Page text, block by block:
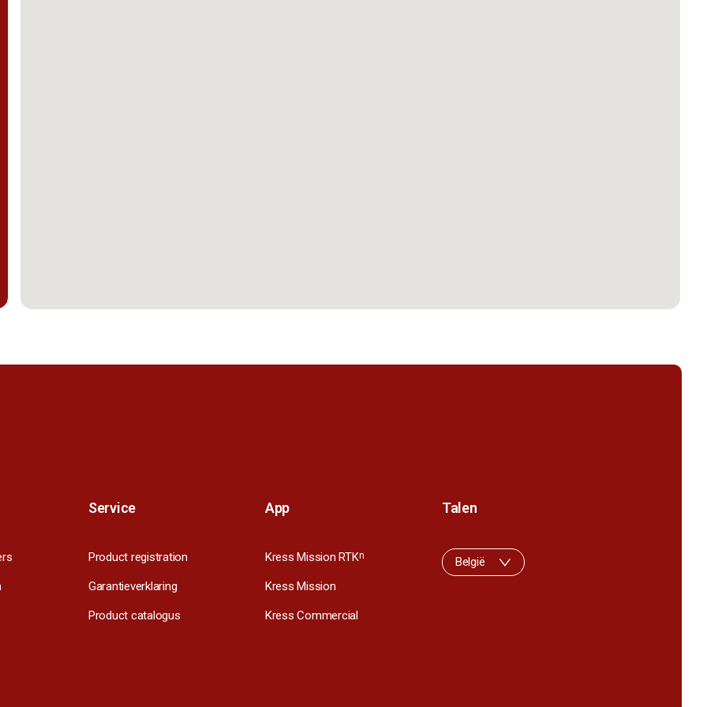
Service
Product registration
Garantieverklaring
Product catalogus
App
Kress Mission RTKn
Kress Mission
Kress Commercial
Talen
België